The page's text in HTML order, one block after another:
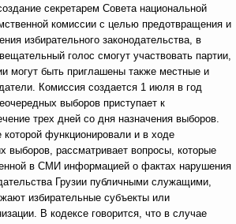
секретарем Совета национальной
комиссии с целью предотвращения и
избирательного законодательства, в
голос смогут участвовать партии,
могут быть приглашены также местные и
Комиссия создается 1 июля в год
выборов приступает к
трех дней со дня назначения выборов.
которой функционировали и в ходе
выборов, рассматривает вопросы, которые
в СМИ информацией о фактах нарушения
Грузии публичными служащими,
избирательные субъекты или
В кодексе говорится, что в случае